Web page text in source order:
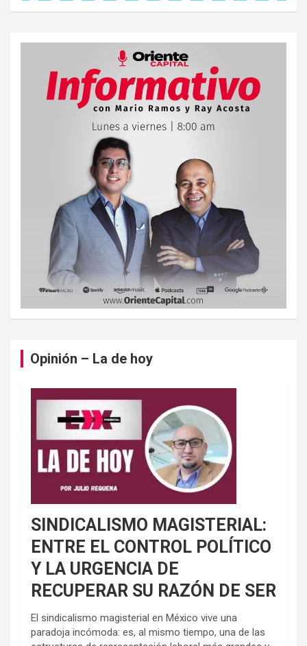
Opinión – La de hoy
SINDICALISMO MAGISTERIAL:
ENTRE EL CONTROL POLÍTICO
Y LA URGENCIA DE
RECUPERAR SU RAZÓN DE SER
El sindicalismo magisterial en México vive una
paradoja incómoda: es, al mismo tiempo, una de las